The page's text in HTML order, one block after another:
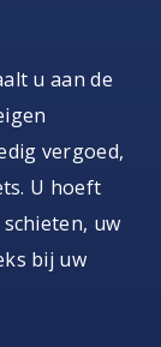
u aan de
vergoed,
U hoeft
uw
bij uw